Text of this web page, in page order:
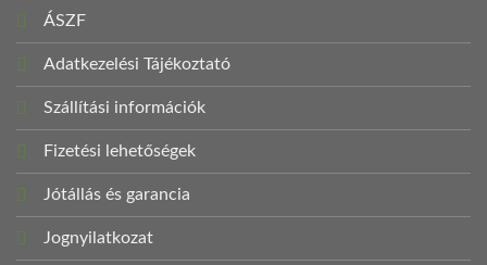
ÁSZF
Adatkezelési Tájékoztató
Szállítási információk
Fizetési lehetőségek
Jótállás és garancia
Jognyilatkozat